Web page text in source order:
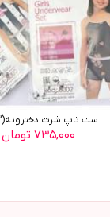
ست تاپ شرت دخترونه(9692)
۷۳۵,۰۰۰ تومان